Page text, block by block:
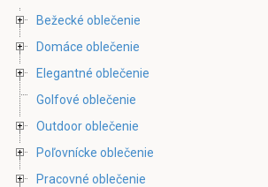
Bežecké oblečenie
Domáce oblečenie
Elegantné oblečenie
Golfové oblečenie
Outdoor oblečenie
Poľovnícke oblečenie
Pracovné oblečenie